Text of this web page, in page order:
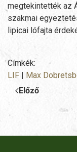
megtekintették az
szakmai
lipicai lófajta
Címkék:
LIF | Max
Előző